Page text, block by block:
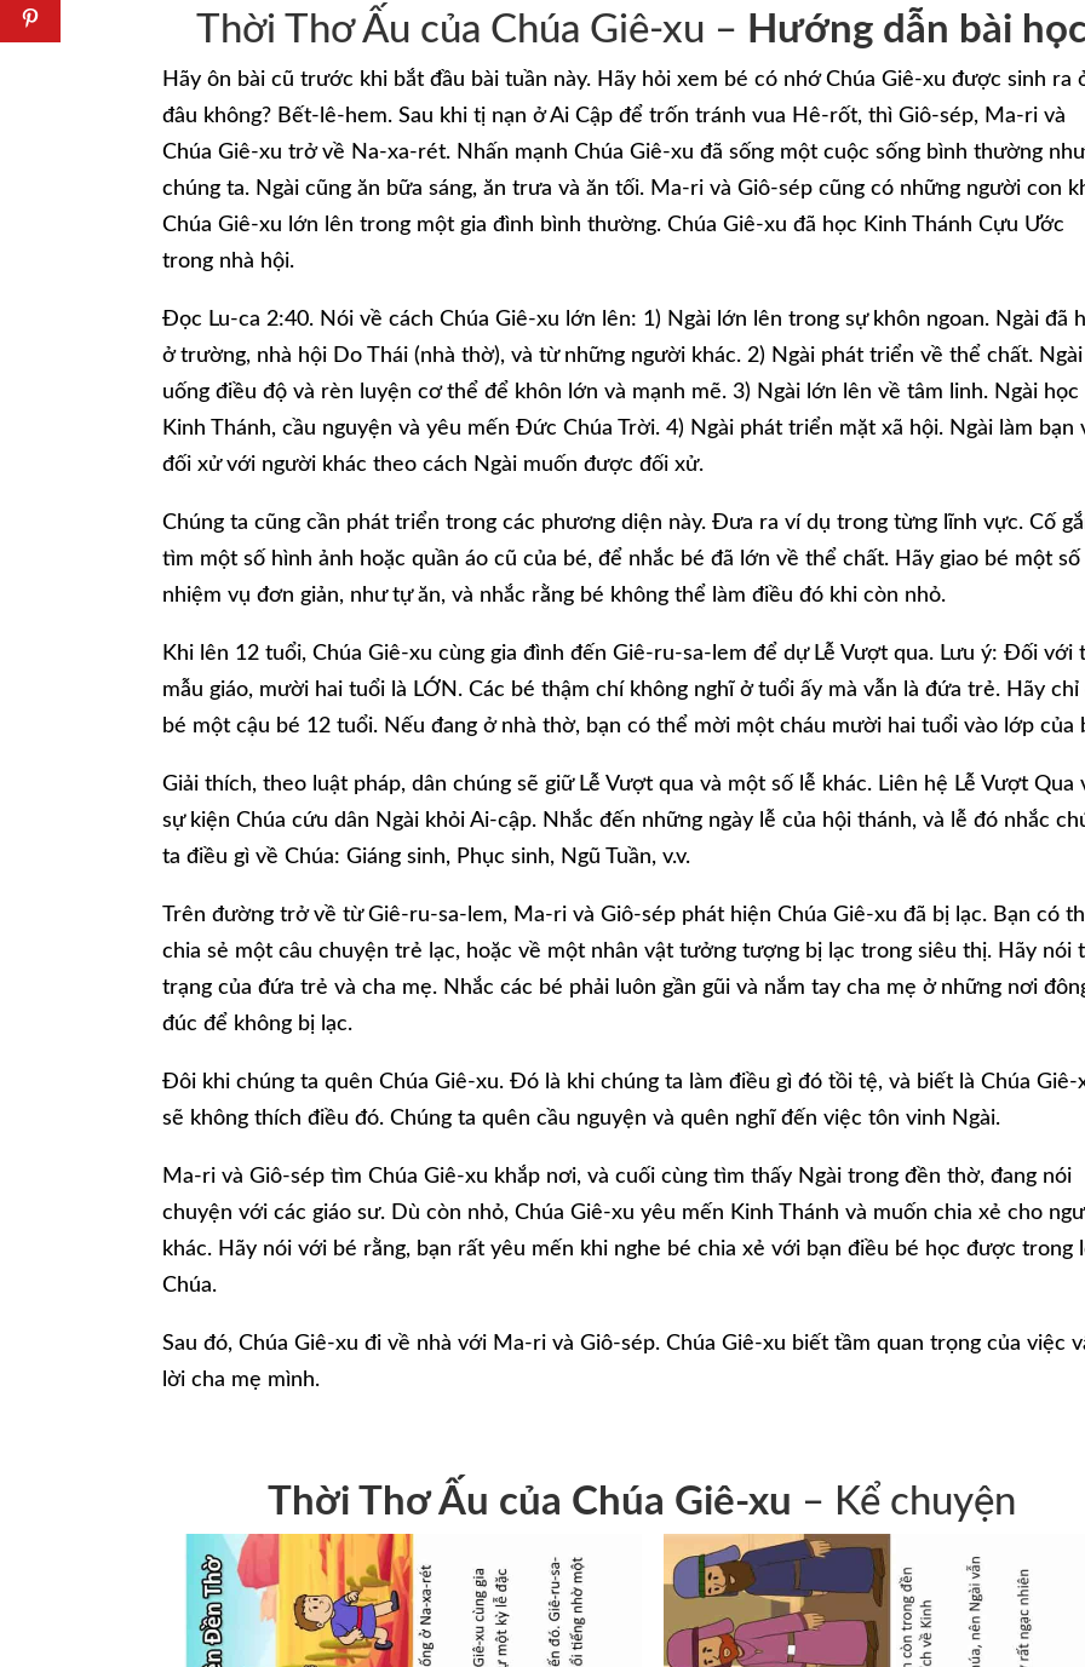
Thời Thơ Ấu của Chúa Giê-xu – Hướng dẫn bài
Hãy ôn bài cũ trước khi bắt đầu bài tuần này. Hãy hỏi xem bé có nhớ Chúa Giê-xu được sinh ra
đâu không? Bết-lê-hem. Sau khi tị nạn ở Ai Cập để trốn tránh vua Hê-rốt, thì Giô-sép, Ma-ri và
Chúa Giê-xu trở về Na-xa-rét. Nhấn mạnh Chúa Giê-xu đã sống một cuộc sống bình thường như
chúng ta. Ngài cũng ăn bữa sáng, ăn trưa và ăn tối. Ma-ri và Giô-sép cũng có những người con
Chúa Giê-xu lớn lên trong một gia đình bình thường. Chúa Giê-xu đã học Kinh Thánh Cựu Ước
trong nhà hội.
Đọc Lu-ca 2:40. Nói về cách Chúa Giê-xu lớn lên: 1) Ngài lớn lên trong sự khôn ngoan. Ngài đã
ở trường, nhà hội Do Thái (nhà thờ), và từ những người khác. 2) Ngài phát triển về thể chất. Ngài
uống điều độ và rèn luyện cơ thể để khôn lớn và mạnh mẽ. 3) Ngài lớn lên về tâm linh. Ngài học
Kinh Thánh, cầu nguyện và yêu mến Đức Chúa Trời. 4) Ngài phát triển mặt xã hội. Ngài làm bạn
đối xử với người khác theo cách Ngài muốn được đối xử.
Chúng ta cũng cần phát triển trong các phương diện này. Đưa ra ví dụ trong từng lĩnh vực. Cố
tìm một số hình ảnh hoặc quần áo cũ của bé, để nhắc bé đã lớn về thể chất. Hãy giao bé một số
nhiệm vụ đơn giản, như tự ăn, và nhắc rằng bé không thể làm điều đó khi còn nhỏ.
Khi lên 12 tuổi, Chúa Giê-xu cùng gia đình đến Giê-ru-sa-lem để dự Lễ Vượt qua. Lưu ý: Đối với
mẫu giáo, mười hai tuổi là LỚN. Các bé thậm chí không nghĩ ở tuổi ấy mà vẫn là đứa trẻ. Hãy chỉ
bé một cậu bé 12 tuổi. Nếu đang ở nhà thờ, bạn có thể mời một cháu mười hai tuổi vào lớp của
Giải thích, theo luật pháp, dân chúng sẽ giữ Lễ Vượt qua và một số lễ khác. Liên hệ Lễ Vượt Qua
sự kiện Chúa cứu dân Ngài khỏi Ai-cập. Nhắc đến những ngày lễ của hội thánh, và lễ đó nhắc
ta điều gì về Chúa: Giáng sinh, Phục sinh, Ngũ Tuần, v.v.
Trên đường trở về từ Giê-ru-sa-lem, Ma-ri và Giô-sép phát hiện Chúa Giê-xu đã bị lạc. Bạn có
chia sẻ một câu chuyện trẻ lạc, hoặc về một nhân vật tưởng tượng bị lạc trong siêu thị. Hãy nói
trạng của đứa trẻ và cha mẹ. Nhắc các bé phải luôn gần gũi và nắm tay cha mẹ ở những nơi
đúc để không bị lạc.
Đôi khi chúng ta quên Chúa Giê-xu. Đó là khi chúng ta làm điều gì đó tồi tệ, và biết là Chúa Giê-
sẽ không thích điều đó. Chúng ta quên cầu nguyện và quên nghĩ đến việc tôn vinh Ngài.
Ma-ri và Giô-sép tìm Chúa Giê-xu khắp nơi, và cuối cùng tìm thấy Ngài trong đền thờ, đang nói
chuyện với các giáo sư. Dù còn nhỏ, Chúa Giê-xu yêu mến Kinh Thánh và muốn chia xẻ cho
khác. Hãy nói với bé rằng, bạn rất yêu mến khi nghe bé chia xẻ với bạn điều bé học được trong
Chúa.
Sau đó, Chúa Giê-xu đi về nhà với Ma-ri và Giô-sép. Chúa Giê-xu biết tầm quan trọng của việc
lời cha mẹ mình.
Thời Thơ Ấu của Chúa Giê-xu – Kể chuyện